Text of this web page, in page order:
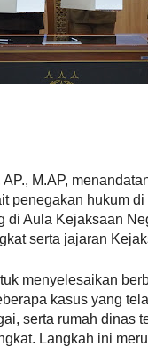
M.AP,
penegakan hukum
di Aula Kejaksaan
serta jajaran
menyelesaikan
kasus yang
serta rumah dinas
Langkah ini